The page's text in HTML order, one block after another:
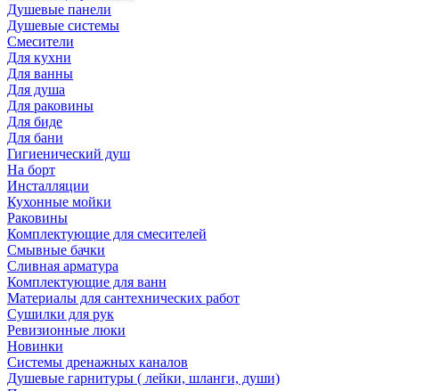
Душевые панели
Душевые системы
Смесители
Для кухни
Для ванны
Для душа
Для раковины
Для биде
Для бани
Гигиенический душ
На борт
Инсталляции
Кухонные мойки
Раковины
Комплектующие для смесителей
Смывные бачки
Сливная арматура
Комплектующие для ванн
Материалы для сантехнических работ
Сушилки для рук
Ревизионные люки
Новинки
Системы дренажных каналов
Душевые гарнитуры ( лейки, шланги, души)